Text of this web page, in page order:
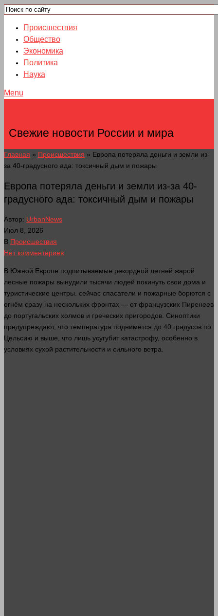
Происшествия
Общество
Экономика
Политика
Наука
Menu
Свежие новости России и мира
Главная » Происшествия » Европа потеряла деньги и земли из-
за 40-градусного ада: токсичный дым и пожары
Европа потеряла деньги и земли из-за 40-
градусного ада: токсичный дым и пожары
Автор: UrbanNews
Июл 8, 2026
В Происшествия
Нет комментариев
В Южной Европе подпитываемые рекордной летней жарой
лесные пожары вынудили тысячи людей покинуть свои дома и
туристические центры. сейчас спасатели и пожарные борются с
огнём сразу на нескольких фронтах — от французских Пиренеев
до португальских холмов и греческих пригородов. Синоптики
предупреждают, что температура поднимется до 40 градусов по
Цельсию и выше, что лишь усугубит катастрофу, особенно в
условиях сухой растительности и сильного ветра.